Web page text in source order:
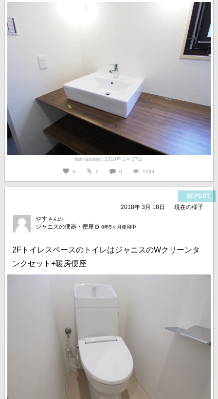
last update : 2018年 1月 27日
0 0 0 1763
REPORT
2018年 3月 18日
現在の様子
やす さんの
ジャニスの便器・便座 8年5ヶ月使用中
2FトイレスペースのトイレはジャニスのWクリーンタ
ンクセット+暖房便座